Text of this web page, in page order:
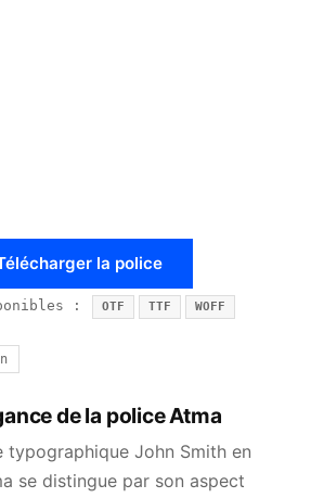
la police
: OTF TTF WOFF
de la police Atma
typographique John Smith en
se distingue par son aspect